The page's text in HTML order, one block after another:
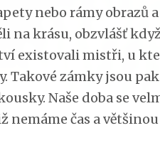
nebo rámy obrazů a
na krásu, obzvlášť
existovali mistři, u
Takové zámky jsou pak
Naše doba se
nemáme čas a